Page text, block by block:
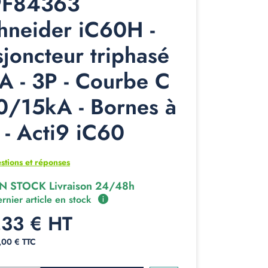
iC60H -
triphasé
- 3P - Courbe C
15kA - Bornes à
Acti9 iC60
et réponses
STOCK Livraison 24/48h
article en stock
€ HT
€ TTC